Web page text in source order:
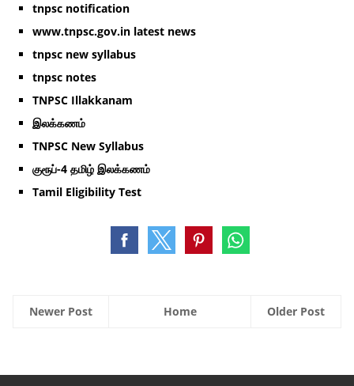
tnpsc notification
www.tnpsc.gov.in latest news
tnpsc new syllabus
tnpsc notes
TNPSC Illakkanam
இலக்கணம்
TNPSC New Syllabus
குரூப்-4 தமிழ் இலக்கணம்
Tamil Eligibility Test
Newer Post Older Post
Home